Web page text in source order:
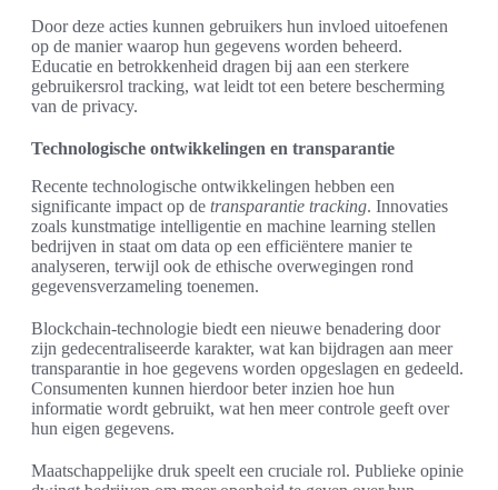
Door deze acties kunnen gebruikers hun invloed uitoefenen
op de manier waarop hun gegevens worden beheerd.
Educatie en betrokkenheid dragen bij aan een sterkere
gebruikersrol tracking, wat leidt tot een betere bescherming
van de privacy.
Technologische ontwikkelingen en transparantie
Recente technologische ontwikkelingen hebben een
significante impact op de transparantie tracking. Innovaties
zoals kunstmatige intelligentie en machine learning stellen
bedrijven in staat om data op een efficiëntere manier te
analyseren, terwijl ook de ethische overwegingen rond
gegevensverzameling toenemen.
Blockchain-technologie biedt een nieuwe benadering door
zijn gedecentraliseerde karakter, wat kan bijdragen aan meer
transparantie in hoe gegevens worden opgeslagen en gedeeld.
Consumenten kunnen hierdoor beter inzien hoe hun
informatie wordt gebruikt, wat hen meer controle geeft over
hun eigen gegevens.
Maatschappelijke druk speelt een cruciale rol. Publieke opinie